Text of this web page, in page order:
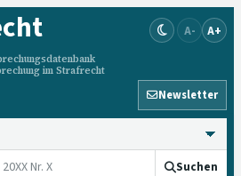
im Strafrecht
A- A+
Newsletter
Suchen